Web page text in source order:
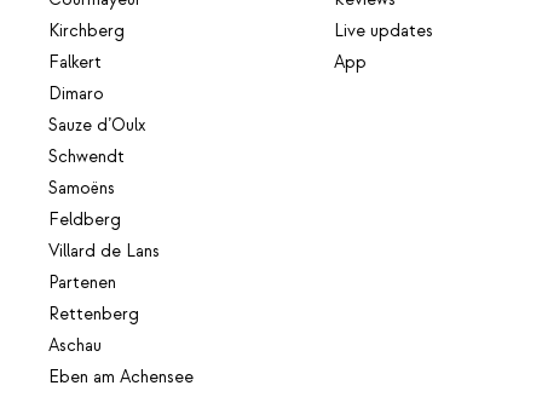
Kirchberg
Falkert
Dimaro
Sauze d’Oulx
Schwendt
Samoëns
Feldberg
Villard de Lans
Partenen
Rettenberg
Aschau
Eben am Achensee
Live updates
App